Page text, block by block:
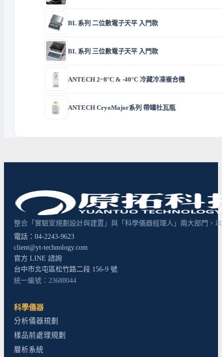
BL 系列 二位數電子天平 入門款
BL 系列 三位數電子天平 入門款
ANTECH 2~8°C & -40°C 冷藏冷凍複合機
ANTECH CryoMajor系列 帶罐杜瓦瓶
整合「實驗室規劃設計與建置」與「科學儀器經理人」兩大部門，
電話：04-2243-9623
client@yt-technology.com
官方 LINE 諮詢
台中市北屯區松竹路二段 156-9 號
統一編號：23688044
科學儀器
分析儀器規劃
樣品前處理規劃
層析系統